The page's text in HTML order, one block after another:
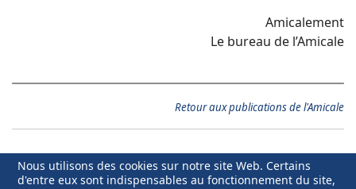
Amicalement
Le bureau de l’Amicale
Retour aux publications de l'Amicale
Nous utilisons des cookies sur notre site Web. Certains
d'entre eux sont indispensables au fonctionnement du site,